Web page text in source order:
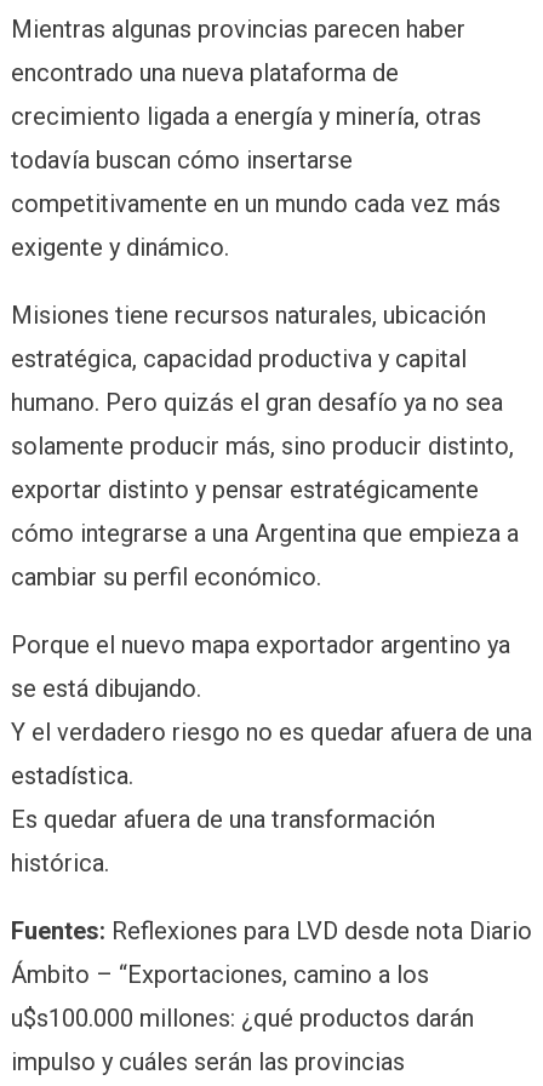
Mientras algunas provincias parecen haber
encontrado una nueva plataforma de
crecimiento ligada a energía y minería, otras
todavía buscan cómo insertarse
competitivamente en un mundo cada vez más
exigente y dinámico.
Misiones tiene recursos naturales, ubicación
estratégica, capacidad productiva y capital
humano. Pero quizás el gran desafío ya no sea
solamente producir más, sino producir distinto,
exportar distinto y pensar estratégicamente
cómo integrarse a una Argentina que empieza a
cambiar su perfil económico.
Porque el nuevo mapa exportador argentino ya
se está dibujando.
Y el verdadero riesgo no es quedar afuera de una
estadística.
Es quedar afuera de una transformación
histórica.
Fuentes: Reflexiones para LVD desde nota Diario
Ámbito – “Exportaciones, camino a los
u$s100.000 millones: ¿qué productos darán
impulso y cuáles serán las provincias